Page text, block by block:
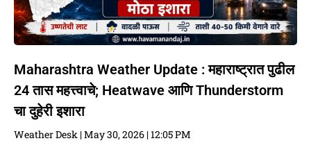
Maharashtra Weather Update : महाराष्ट्रात पुढील
24 तास महत्त्वाचे; Heatwave आणि Thunderstorm
चा दुहेरी इशारा
Weather Desk May 30, 2026 12:05 PM